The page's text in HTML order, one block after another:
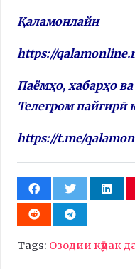
Қаламонлайн
https://
Паёмҳо, хабарҳо
Телегром пайгирӣ
https://t.me/
Tags: Озодии кӯдак